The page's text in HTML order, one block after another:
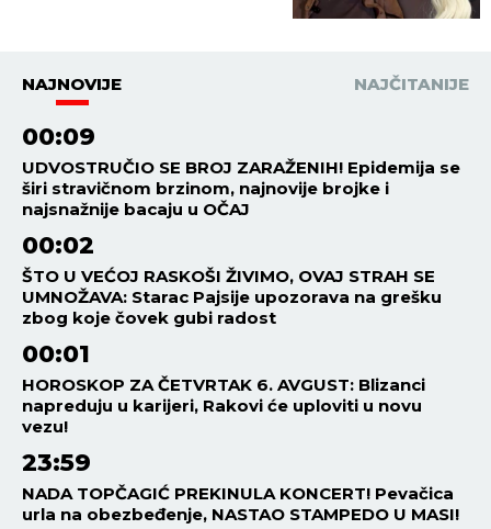
NAJNOVIJE NAJČITANIJE
00:09
UDVOSTRUČIO SE BROJ ZARAŽENIH! Epidemija se
širi stravičnom brzinom, najnovije brojke i
najsnažnije bacaju u OČAJ
00:02
ŠTO U VEĆOJ RASKOŠI ŽIVIMO, OVAJ STRAH SE
UMNOŽAVA: Starac Pajsije upozorava na grešku
zbog koje čovek gubi radost
00:01
HOROSKOP ZA ČETVRTAK 6. AVGUST: Blizanci
napreduju u karijeri, Rakovi će uploviti u novu
vezu!
23:59
NADA TOPČAGIĆ PREKINULA KONCERT! Pevačica
urla na obezbeđenje, NASTAO STAMPEDO U MASI!